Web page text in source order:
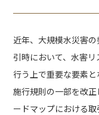
近年、大規模水災害
引時において、水害
行う上で重要な要素
施行規則の一部を改
ードマップにおける